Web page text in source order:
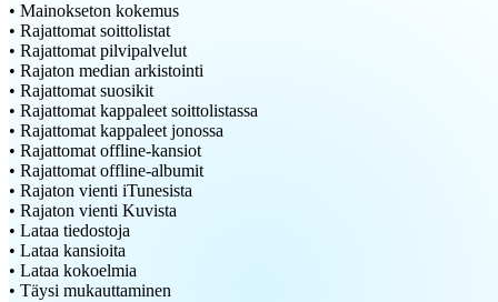
• Mainokseton kokemus
• Rajattomat soittolistat
• Rajattomat pilvipalvelut
• Rajaton median arkistointi
• Rajattomat suosikit
• Rajattomat kappaleet soittolistassa
• Rajattomat kappaleet jonossa
• Rajattomat offline-kansiot
• Rajattomat offline-albumit
• Rajaton vienti iTunesista
• Rajaton vienti Kuvista
• Lataa tiedostoja
• Lataa kansioita
• Lataa kokoelmia
• Täysi mukauttaminen